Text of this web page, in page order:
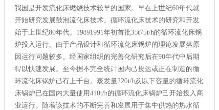
我国是开发流化床燃烧技术较早的国家。早在上世纪60年代就
开始研究发展鼓泡流化床技术。循环流化床技术的研究和开发
始于上世纪80年代。19891991年初首批35t75t/h的循环流化床锅
炉投入运行。由于产品设计和循环流化床锅炉的理论发展落原
因运行问题较多。经国家组织的完善化研究后在90年代中后期
得以快速发展。至今据不完全统计国内己投运或正在制造的循
环流化床锅炉己有上千台。蒸发量220t/h及以下容量的循环流化
床锅炉已在国内大量使用410t/h的循环流化床锅炉己开始投入商
业运行。随着该技术的不断完善和发展用于集中供热的热水循